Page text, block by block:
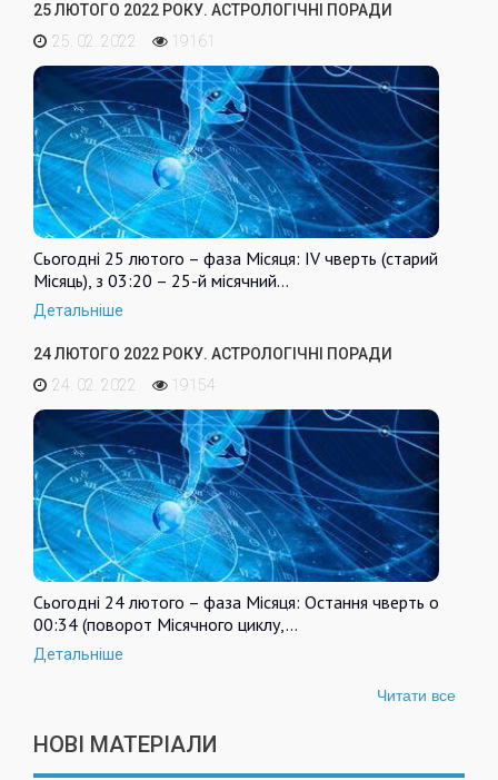
25 ЛЮТОГО 2022 РОКУ. АСТРОЛОГІЧНІ ПОРАДИ
25. 02. 2022
19161
Сьогодні 25 лютого – фаза Місяця: IV чверть (старий
Місяць), з 03:20 – 25-й місячний…
Детальніше
24 ЛЮТОГО 2022 РОКУ. АСТРОЛОГІЧНІ ПОРАДИ
24. 02. 2022
19154
Сьогодні 24 лютого – фаза Місяця: Остання чверть о
00:34 (поворот Місячного циклу,…
Детальніше
Читати все
НОВІ МАТЕРІАЛИ